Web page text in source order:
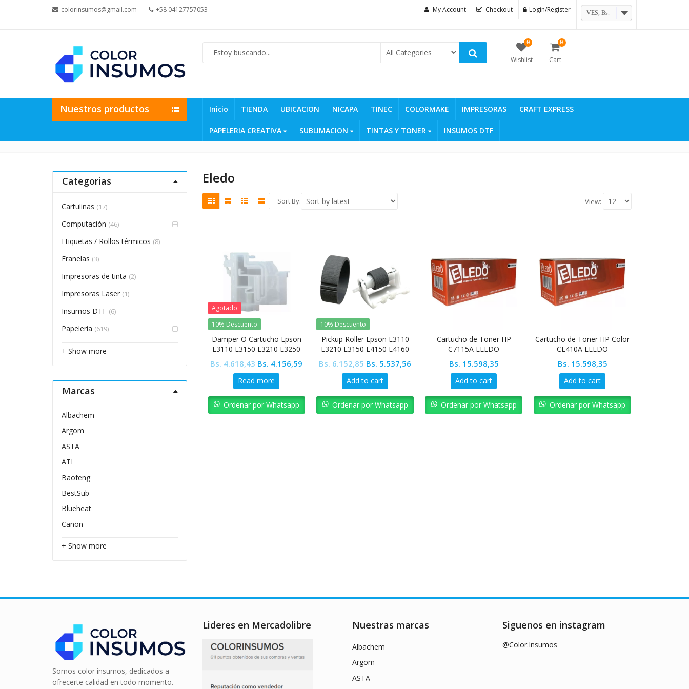
colorinsumos@gmail.com +58 04127757053 My Account Checkout Login/Register VES, Bs.
0
Wishlist
0
Cart
Nuestros productos Inicio TIENDA UBICACION NICAPA TINEC COLORMAKE IMPRESORAS CRAFT EXPRESS
PAPELERIA CREATIVA SUBLIMACION TINTAS Y TONER INSUMOS DTF
Eledo
Sort By: View:
Agotado
10% Descuento
Damper O Cartucho Epson
L3110 L3150 L3210 L3250
Bs.4.618,43 Original
price
was:
Bs. 4.618,43.
Bs. 4.156,59 Current
Bs. 4.156,59.
Read more
Ordenar por Whatsapp
10% Descuento
Pickup Roller Epson L3110
L3210 L3150 L4150 L4160
Bs.6.152,85 Original
price
was:
Bs. 6.152,85.
Bs. 5.537,56
Bs. 5.537,56.
Add to cart
Ordenar por Whatsapp
Cartucho de Toner HP
C7115A ELEDO
Bs. 15.598,35
Add to cart
Ordenar por Whatsapp
Cartucho de Toner HP Color
CE410A ELEDO
Bs. 15.598,35
Add to cart
Ordenar por Whatsapp
Categorias
Cartulinas (17)
Computación (46)
Etiquetas / Rollos térmicos (8)
Franelas (3)
Impresoras de tinta (2)
Impresoras Laser (1)
Insumos DTF (6)
Papeleria (619)
+ Show more
Marcas
Albachem
Argom
ASTA
ATI
Baofeng
BestSub
Blueheat
Canon
+ Show more
Somos color insumos, dedicados a
ofrecerte calidad en todo momento.
Lideres en Mercadolibre Nuestras marcas
Albachem
Argom
ASTA
Siguenos en instagram
@Color.Insumos